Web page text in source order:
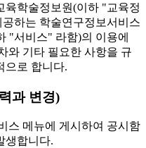
육학술정보원(이하 "교육정
공하는 학술연구정보서비스
"서비스" 라함)의 이용에
와 기타 필요한 사항을 규
으로 합니다.
과 변경)
스 메뉴에 게시하여 공시함
생합니다.